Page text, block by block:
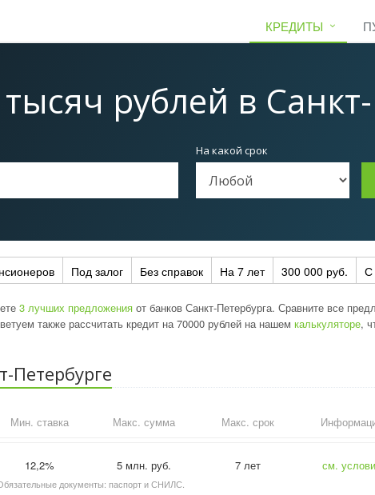
КРЕДИТЫ
рублей в
На какой срок
Под залог Без справок На 7 лет 300 000 руб. С
3 лучших предложения от банков Санкт-Петербурга. Сравните все
также рассчитать кредит на 70000 рублей на нашем калькуляторе,
Петербурге
Мин. ставка Макс. сумма Макс. срок
12,2% 5 млн. руб. 7 лет см.
документы: паспорт и СНИЛС.